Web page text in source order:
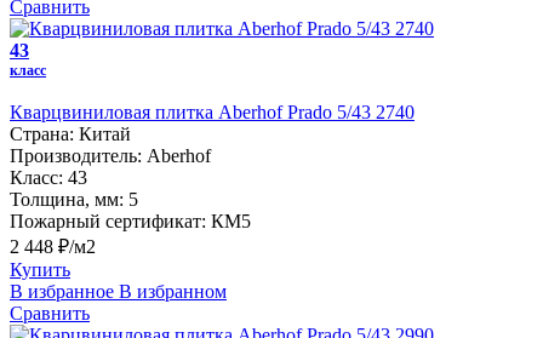
Сравнить
43
класс
Кварцвиниловая плитка Aberhof Prado 5/43 2740
Страна: Китай
Производитель: Aberhof
Класс: 43
Толщина, мм: 5
Пожарный сертификат: КМ5
2 448 ₽/м2
Купить
В избранное В избранном
Сравнить